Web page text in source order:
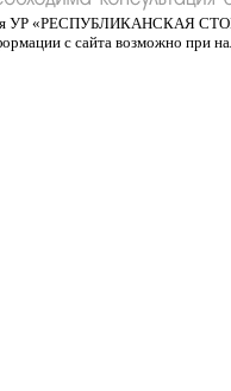
УР
с сайта возможно при